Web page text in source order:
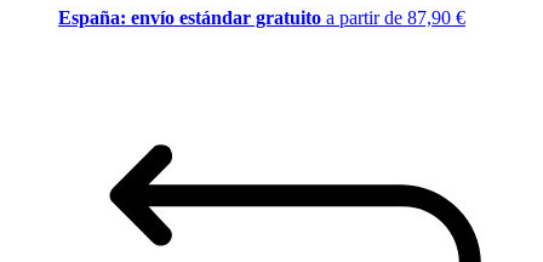
España: envío estándar gratuito a partir de 87,90 €